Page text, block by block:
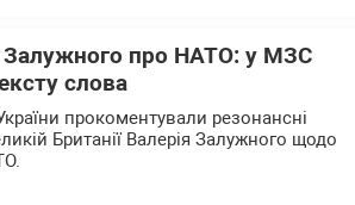
Залужного про НАТО: у МЗС
слова
прокоментували резонансні
Британії Валерія Залужного щодо